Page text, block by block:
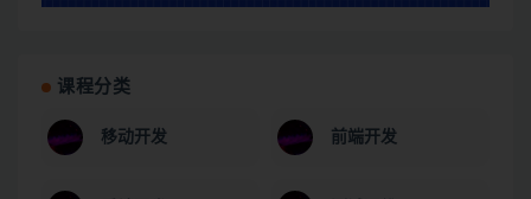
课程分类
移动开发 前端开发